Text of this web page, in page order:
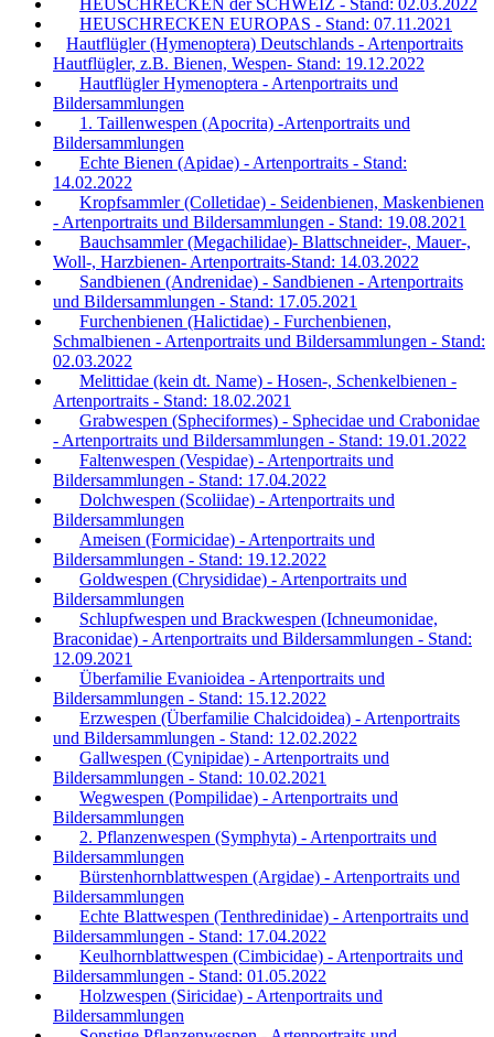
HEUSCHRECKEN EUROPAS - Stand: 07.11.2021
Hautflügler (Hymenoptera) Deutschlands - Artenportraits
Hautflügler, z.B. Bienen, Wespen- Stand: 19.12.2022
Hautflügler Hymenoptera - Artenportraits und
Bildersammlungen
1. Taillenwespen (Apocrita) -Artenportraits und
Bildersammlungen
Echte Bienen (Apidae) - Artenportraits - Stand:
14.02.2022
Kropfsammler (Colletidae) - Seidenbienen, Maskenbienen
- Artenportraits und Bildersammlungen - Stand: 19.08.2021
Bauchsammler (Megachilidae)- Blattschneider-, Mauer-,
Woll-, Harzbienen- Artenportraits-Stand: 14.03.2022
Sandbienen (Andrenidae) - Sandbienen - Artenportraits
und Bildersammlungen - Stand: 17.05.2021
Furchenbienen (Halictidae) - Furchenbienen,
Schmalbienen - Artenportraits und Bildersammlungen - Stand:
02.03.2022
Melittidae (kein dt. Name) - Hosen-, Schenkelbienen -
Artenportraits - Stand: 18.02.2021
Grabwespen (Spheciformes) - Sphecidae und Crabonidae
- Artenportraits und Bildersammlungen - Stand: 19.01.2022
Faltenwespen (Vespidae) - Artenportraits und
Bildersammlungen - Stand: 17.04.2022
Dolchwespen (Scoliidae) - Artenportraits und
Bildersammlungen
Ameisen (Formicidae) - Artenportraits und
Bildersammlungen - Stand: 19.12.2022
Goldwespen (Chrysididae) - Artenportraits und
Bildersammlungen
Schlupfwespen und Brackwespen (Ichneumonidae,
Braconidae) - Artenportraits und Bildersammlungen - Stand:
12.09.2021
Überfamilie Evanioidea - Artenportraits und
Bildersammlungen - Stand: 15.12.2022
Erzwespen (Überfamilie Chalcidoidea) - Artenportraits
und Bildersammlungen - Stand: 12.02.2022
Gallwespen (Cynipidae) - Artenportraits und
Bildersammlungen - Stand: 10.02.2021
Wegwespen (Pompilidae) - Artenportraits und
Bildersammlungen
2. Pflanzenwespen (Symphyta) - Artenportraits und
Bildersammlungen
Bürstenhornblattwespen (Argidae) - Artenportraits und
Bildersammlungen
Echte Blattwespen (Tenthredinidae) - Artenportraits und
Bildersammlungen - Stand: 17.04.2022
Keulhornblattwespen (Cimbicidae) - Artenportraits und
Bildersammlungen - Stand: 01.05.2022
Holzwespen (Siricidae) - Artenportraits und
Bildersammlungen